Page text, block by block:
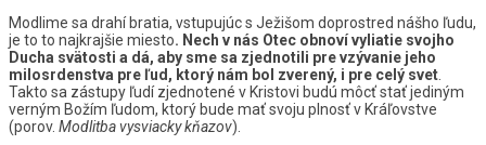
Modlime sa drahí bratia, vstupujúc s Ježišom doprostred nášho ľudu,
je to to najkrajšie miesto. Nech v nás Otec obnoví vyliatie svojho
Ducha svätosti a dá, aby sme sa zjednotili pre vzývanie jeho
milosrdenstva pre ľud, ktorý nám bol zverený, i pre celý svet
Takto sa zástupy ľudí zjednotené v Kristovi budú môcť stať jediným
verným Božím ľudom, ktorý bude mať svoju plnosť v Kráľovstve
(porov. Modlitba vysviacky kňazov).